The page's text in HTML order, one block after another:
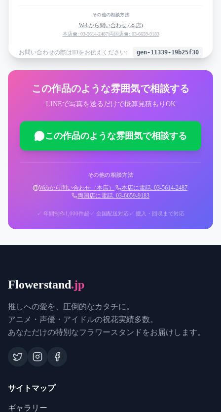
その他の相談方法
Webから問い合わせ (本店)
本店☎: 03-5614-2487|両国店☎: 03-6659-9183
お問い合わせの際はIDをお伝えください: gen-11339-19b25f30
この作品のような雰囲気で相談する
LINEで写真を送るだけで概算見積もりOK
この作品のような雰囲気で相談する
その他の相談方法
Webから問い合わせ（本店） 本店に電話: 03-5614-2487
両国店に電話: 03-6659-9183
✓ 年間制作1,000件超 ✓ 全国配送対応 ✓ 搬入・回収まで対応
Flowerstand.jp
推しへの愛を、圧倒的なカタチに。
アニメ・声優・アイドルの祝花実績多数。
あなただけの特別なフラワースタンドをお届けします。
サイトマップ
ギャラリー